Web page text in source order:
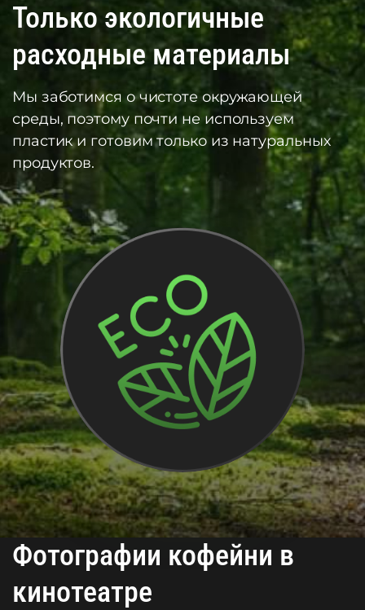
Только экологичные
расходные материалы
Мы заботимся о чистоте окружающей
среды, поэтому почти не используем
пластик и готовим только из натуральных
продуктов.
Фотографии кофейни в
кинотеатре